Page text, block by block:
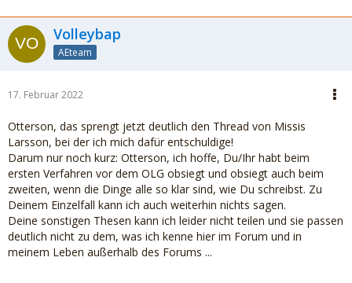
Volleybap
AEteam
17. Februar 2022
Otterson, das sprengt jetzt deutlich den Thread von Missis
Larsson, bei der ich mich dafür entschuldige!
Darum nur noch kurz: Otterson, ich hoffe, Du/Ihr habt beim
ersten Verfahren vor dem OLG obsiegt und obsiegt auch beim
zweiten, wenn die Dinge alle so klar sind, wie Du schreibst. Zu
Deinem Einzelfall kann ich auch weiterhin nichts sagen.
Deine sonstigen Thesen kann ich leider nicht teilen und sie passen
deutlich nicht zu dem, was ich kenne hier im Forum und in
meinem Leben außerhalb des Forums ...